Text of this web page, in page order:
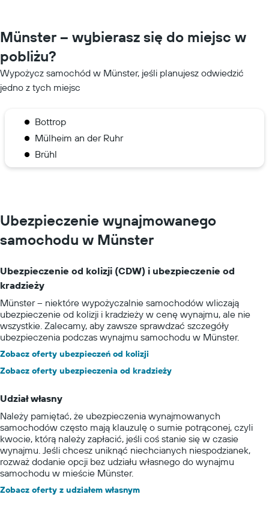
Münster – wybierasz się do miejsc w
pobliżu?
Wypożycz samochód w Münster, jeśli planujesz odwiedzić
jedno z tych miejsc
Bottrop
Mülheim an der Ruhr
Brühl
Ubezpieczenie wynajmowanego
samochodu w Münster
Ubezpieczenie od kolizji (CDW) i ubezpieczenie od
kradzieży
Münster – niektóre wypożyczalnie samochodów wliczają
ubezpieczenie od kolizji i kradzieży w cenę wynajmu, ale nie
wszystkie. Zalecamy, aby zawsze sprawdzać szczegóły
ubezpieczenia podczas wynajmu samochodu w Münster.
Zobacz oferty ubezpieczeń od kolizji
Zobacz oferty ubezpieczenia od kradzieży
Udział własny
Należy pamiętać, że ubezpieczenia wynajmowanych
samochodów często mają klauzulę o sumie potrąconej, czyli
kwocie, którą należy zapłacić, jeśli coś stanie się w czasie
wynajmu. Jeśli chcesz uniknąć niechcianych niespodzianek,
rozważ dodanie opcji bez udziału własnego do wynajmu
samochodu w mieście Münster.
Zobacz oferty z udziałem własnym